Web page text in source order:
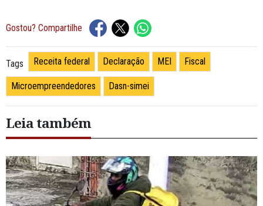
Gostou? Compartilhe
Tags Receita federal Declaração MEI Fiscal
Microempreendedores Dasn-simei
Leia também